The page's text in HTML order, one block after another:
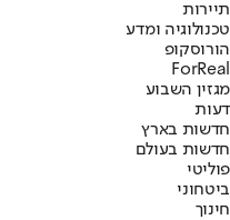
תיירות
טכנולוגיה ומדע
הורוסקופ
ForReal
מגזין השבוע
דעות
חדשות בארץ
חדשות בעולם
פוליטי
ביטחוני
חינוך